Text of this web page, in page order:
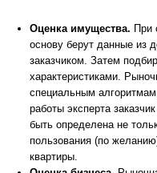
Оценка имущества. При
основу берут данные из
заказчиком. Затем
характеристиками.
специальным
работы эксперта
быть определена не
пользования (по
квартиры.